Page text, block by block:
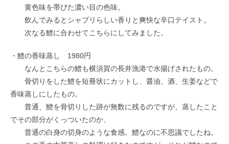
黄色味を帯びた濃い目の色味。
飲んでみるとシャブリらしい香りと爽快な辛口テイスト。
次なる鱧に合わせてこちらにしてみました。
・鱧の香味蒸し 1980円
なんとこちらの鱧も横須賀の長井漁港で水揚げされたもの。
骨切りをした鱧を短冊状にカットし、醤油、酒、生姜などで
香味蒸しにしたもの。
普通、鱧を骨切りした跡が無数に残るのですが、蒸したこと
でその部分がくっついたのか、
普通の白身の切身のような食感。鱧なのに不思議でしたね。